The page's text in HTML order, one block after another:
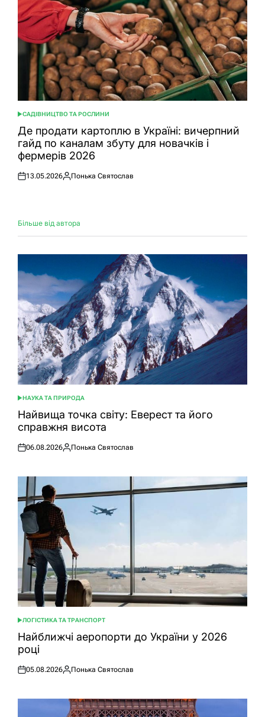
ОПУБЛІКУВАТИ
У
САДІВНИЦТВО ТА РОСЛИНИ
Де продати картоплю в Україні: вичерпний
гайд по каналам збуту для новачків і
фермерів 2026
Оприлюднено
13.05.2026
Опубліковано
Понька Святослав
Більше від автора
ОПУБЛІКУВАТИ
У
НАУКА ТА ПРИРОДА
Найвища точка світу: Еверест та його
справжня висота
Оприлюднено
06.08.2026
Опубліковано
Понька Святослав
ОПУБЛІКУВАТИ
У
ЛОГІСТИКА ТА ТРАНСПОРТ
Найближчі аеропорти до України у 2026
році
Оприлюднено
05.08.2026
Опубліковано
Понька Святослав